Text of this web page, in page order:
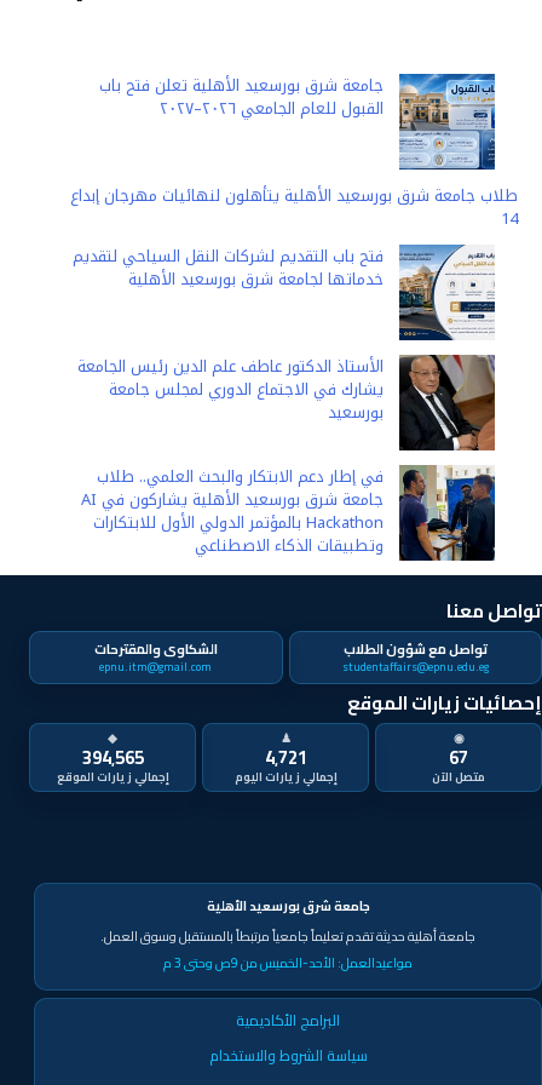
o
k
g
e
r
p
n
k
جامعة شرق بورسعيد الأهلية تعلن فتح باب
القبول للعام الجامعي ٢٠٢٦–٢٠٢٧
طلاب جامعة شرق بورسعيد الأهلية يتأهلون لنهائيات مهرجان إبداع
14
فتح باب التقديم لشركات النقل السياحي لتقديم
خدماتها لجامعة شرق بورسعيد الأهلية
الأستاذ الدكتور عاطف علم الدين رئيس الجامعة
يشارك في الاجتماع الدوري لمجلس جامعة
بورسعيد
في إطار دعم الابتكار والبحث العلمي.. طلاب
جامعة شرق بورسعيد الأهلية يشاركون في AI
Hackathon بالمؤتمر الدولي الأول للابتكارات
وتطبيقات الذكاء الاصطناعي
تواصل معنا
تواصل مع شؤون الطلاب
studentaffairs@epnu.edu.eg
الشكاوى والمقترحات
epnu.itm@gmail.com
إحصائيات زيارات الموقع
◉
67
متصل الآن
♟
4٬721
◆
394٬565
جامعة شرق بورسعيد الأهلية
جامعة أهلية حديثة تقدم تعليماً جامعياً مرتبطاً بالمستقبل وسوق العمل.
مواعيدالعمل: الأحد-الخميس من 9ص وحتى 3 م
البرامج الأكاديمية
سياسة الشروط والاستخدام